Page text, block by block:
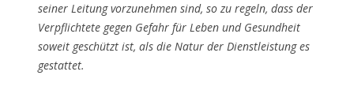
seiner Leitung vorzunehmen sind, so zu regeln, dass der
Verpflichtete gegen Gefahr für Leben und Gesundheit
soweit geschützt ist, als die Natur der Dienstleistung es
gestattet.